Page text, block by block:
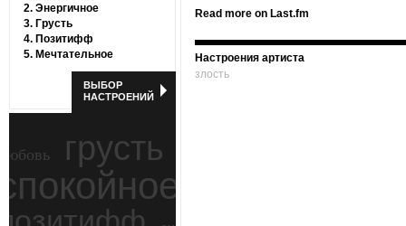
2. Энергичное
3. Грусть
4. Позитифф
5. Мечтательное
ВЫБОР
НАСТРОЕНИЙ
грусть
Read more on Last.fm
Настроения артиста
злость